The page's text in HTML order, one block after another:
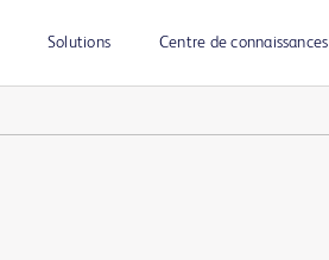
Solutions Centre de connaissances